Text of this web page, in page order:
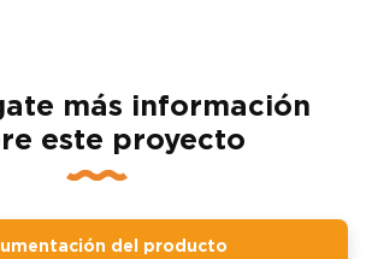
más información
este proyecto
del producto